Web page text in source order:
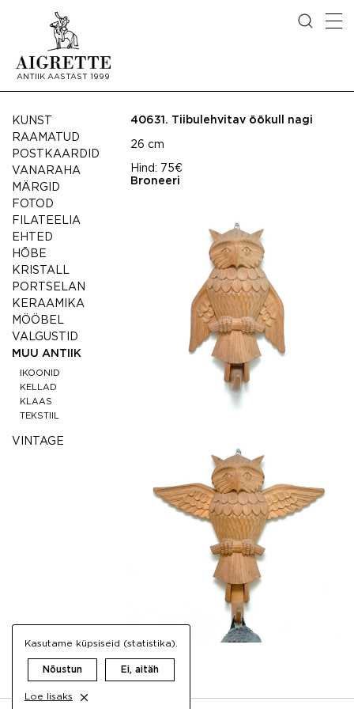
ANTIIK AASTAST 1999
KUNST
RAAMATUD
POSTKAARDID
VANARAHA
MÄRGID
FOTOD
FILATEELIA
EHTED
HÕBE
KRISTALL
PORTSELAN
KERAAMIKA
MÖÖBEL
VALGUSTID
MUU ANTIIK
IKOONID
KELLAD
KLAAS
TEKSTIIL
VINTAGE
40631. Tiibulehvitav öökull nagi
26 cm
Hind: 75€
Broneeri
Kasutame küpsiseid (statistika).
Nõustun Ei, aitäh
Loe lisaks